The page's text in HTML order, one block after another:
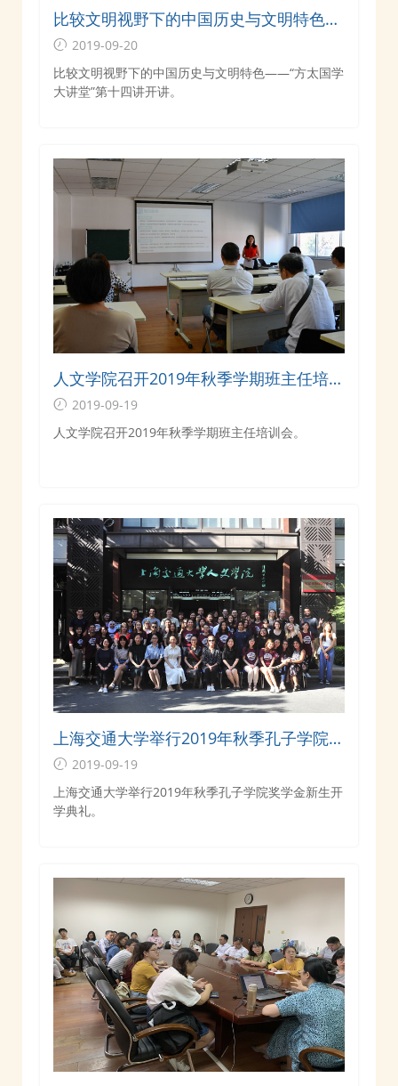
比较文明视野下的中国历史与文明特色
——“方太国学大讲堂”第十四讲开讲
2019-09-20
比较文明视野下的中国历史与文明特色——“方太国学
大讲堂”第十四讲开讲。
人文学院召开2019年秋季学期班主任培训
会 2019-09-19
人文学院召开2019年秋季学期班主任培训会。
上海交通大学举行2019年秋季孔子学院奖
学金新生开学典礼
2019-09-19
上海交通大学举行2019年秋季孔子学院奖学金新生开
学典礼。